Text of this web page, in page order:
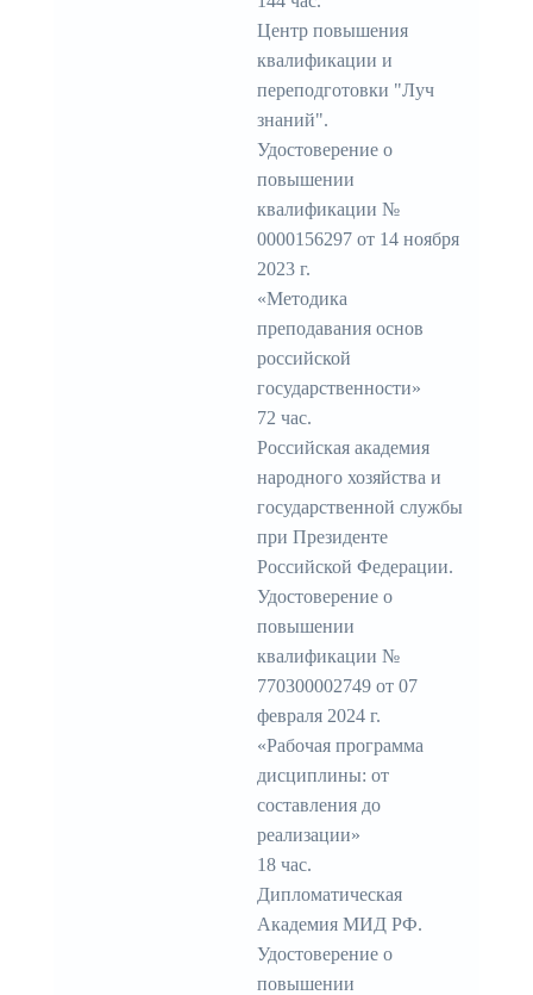
Центр повышения
квалификации и
переподготовки "Луч
знаний".
Удостоверение о
повышении
квалификации №
0000156297 от 14 ноября
2023 г.
«Методика
преподавания основ
российской
государственности»
72 час.
Российская академия
народного хозяйства и
государственной службы
при Президенте
Российской Федерации.
Удостоверение о
повышении
квалификации №
770300002749 от 07
февраля 2024 г.
«Рабочая программа
дисциплины: от
составления до
реализации»
18 час.
Дипломатическая
Академия МИД РФ.
Удостоверение о
повышении